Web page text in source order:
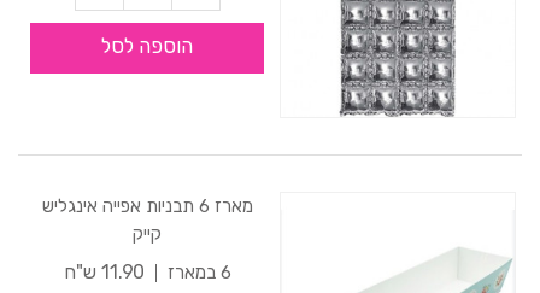
הוספה לסל
מארז 6 תבניות אפייה אינגליש
קייק
6 במארז
11.90 ש"ח